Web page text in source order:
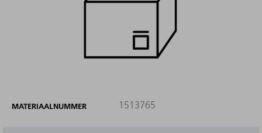
MATERIAALNUMMER 1513765